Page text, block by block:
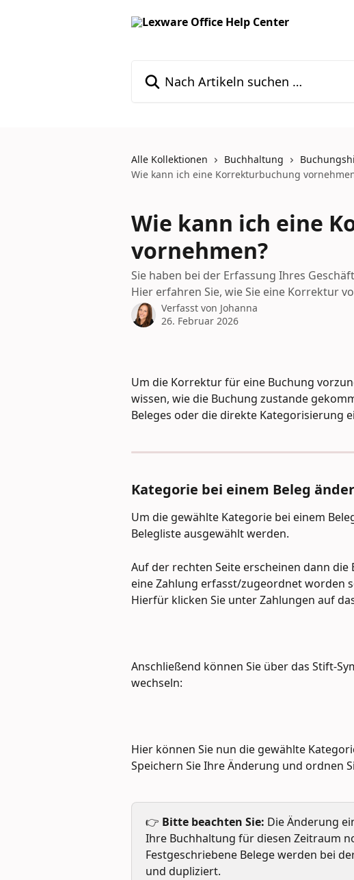
Alle Kollektionen Buchhaltung
Wie kann ich eine Korrekturbuchung
Wie kann ich eine
vornehmen?
Sie haben bei der Erfassung Ihres
Hier erfahren Sie, wie Sie eine Korrektur
Verfasst von Johanna
26. Februar 2026
Um die Korrektur für eine Buchung
wissen, wie die Buchung zustande
Beleges oder die direkte Kategorisierung
Kategorie bei einem Beleg
Um die gewählte Kategorie bei einem
Belegliste ausgewählt werden.
Auf der rechten Seite erscheinen dann
eine Zahlung erfasst/zugeordnet worden
Hierfür klicken Sie unter Zahlungen auf
Anschließend können Sie über das Stift-
wechseln:
Hier können Sie nun die gewählte
Speichern Sie Ihre Änderung und ordnen
👉 Bitte beachten Sie: Die Änderung
Ihre Buchhaltung für diesen Zeitraum
Festgeschriebene Belege werden bei
und dupliziert.